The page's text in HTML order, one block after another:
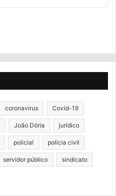
coronavirus Covid-19
João Dória jurídico
policial polícia civil
servidor público sindicato